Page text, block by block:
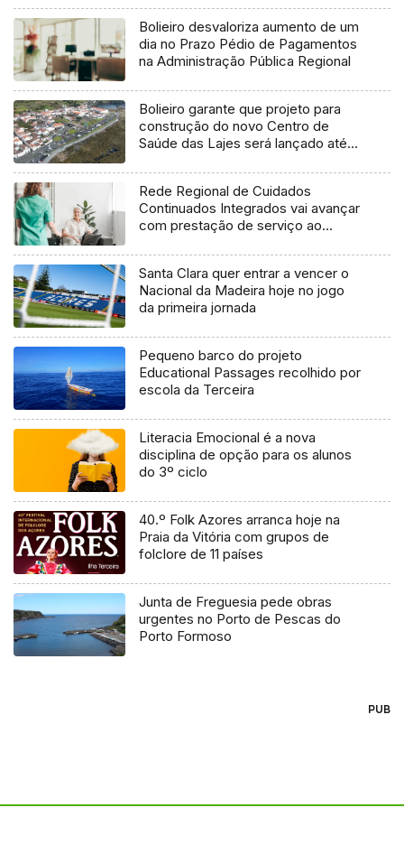
Bolieiro desvaloriza aumento de um
dia no Prazo Pédio de Pagamentos
na Administração Pública Regional
Bolieiro garante que projeto para
construção do novo Centro de
Saúde das Lajes será lançado até
Rede Regional de Cuidados
Continuados Integrados vai avançar
com prestação de serviço ao
Santa Clara quer entrar a vencer o
Nacional da Madeira hoje no jogo
da primeira jornada
Pequeno barco do projeto
Educational Passages recolhido por
escola da Terceira
Literacia Emocional é a nova
disciplina de opção para os alunos
do 3º ciclo
40.º Folk Azores arranca hoje na
Praia da Vitória com grupos de
folclore de 11 países
Junta de Freguesia pede obras
urgentes no Porto de Pescas do
Porto Formoso
PUB